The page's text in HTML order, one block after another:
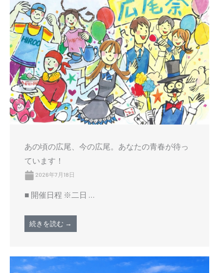
あの頃の広尾、今の広尾。あなたの青春が待っ
ています！
2026年7月18日
■ 開催日程 ※二日 …
続きを読む →